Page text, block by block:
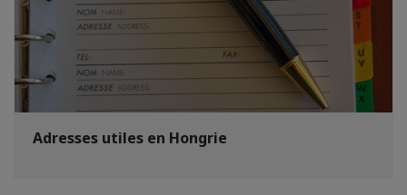
Adresses utiles en Hongrie